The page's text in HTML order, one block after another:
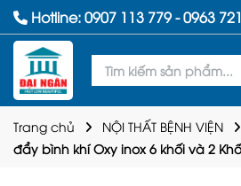
Hotline:0907 113 779-0963
Trang chủ NỘI THẤT BỆNH VIỆN
đẩy bình khí Oxy inox 6 khối và 2